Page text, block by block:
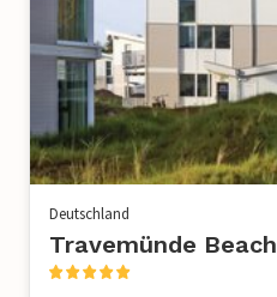
Deutschland
Travemünde